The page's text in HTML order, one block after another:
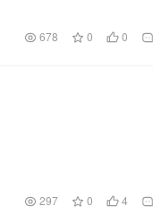
678 0 0
297 0 4